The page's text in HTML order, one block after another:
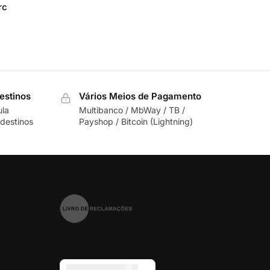
Vários Meios de Pagamento
Multibanco / MbWay / TB /
Payshop / Bitcoin (Lightning)